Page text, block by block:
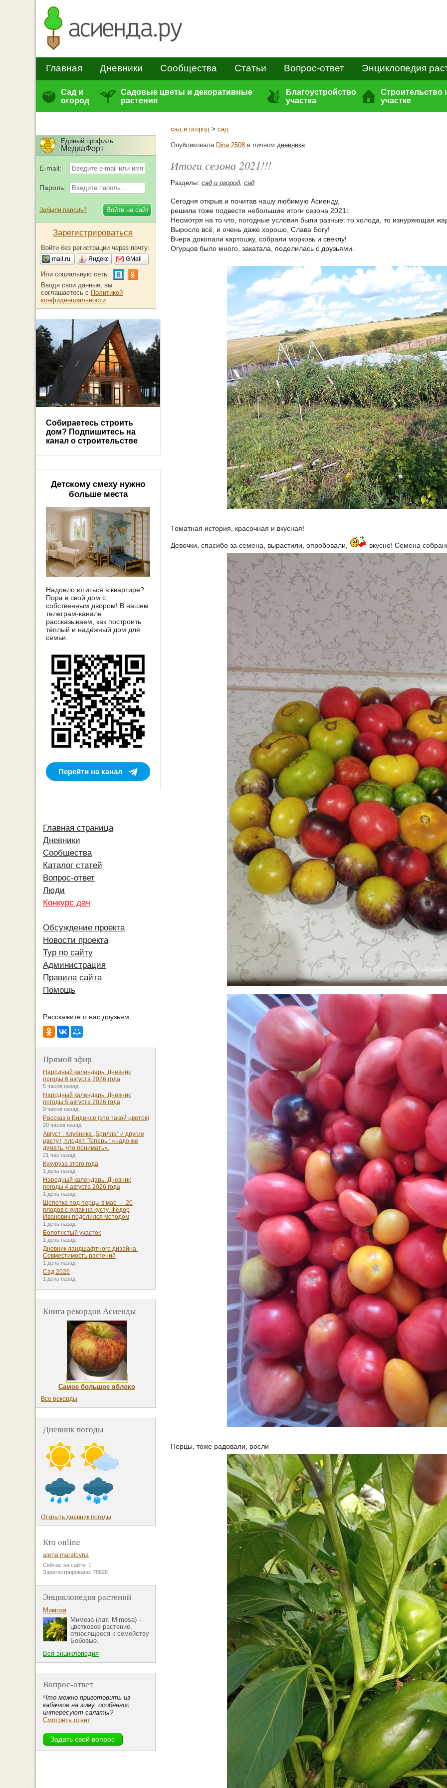
Главная Дневники Сообщества Статьи Вопрос-ответ Энциклопедия
Сад и
огород
Садовые цветы и декоративные
растения
Благоустройство
участка
Строительство
участке
сад и огород > сад
Опубликовала Dina 2508 в личном дневнике
Итоги сезона 2021!!!
Разделы: сад и огород, сад
Сегодня открыв и почитав нашу любимую Асиенду,
решила тоже подвести небольшие итоги сезона 2021г.
Несмотря на то что, погодные условия были разные: то холода, то изнуряющая
Выросло всё, и очень даже хорошо, Слава Богу!
Вчера докопали картошку, собрали морковь и свеклу!
Огурцов было много, закатала, поделилась с друзьями.
Томатная история, красочная и вкусная!
Девочки, спасибо за семена, вырастили, опробовали, вкусно! Семена
Перцы, тоже радовали, росли
Единый профиль
МедиаФорт
E-mail:
Пароль:
Забыли пароль?
Зарегистрироваться
Войти без регистрации через почту:
mail.ru Яндекс GMail
Или социальную сеть:
Вводя свои данные, вы
соглашаетесь с Политикой
конфиденциальности
Собираетесь строить
дом? Подпишитесь на
канал о строительстве
Детскому смеху нужно
больше места
Надоело ютиться в квартире?
Пора в свой дом с
собственным двором! В нашем
телеграм-канале
рассказываем, как построить
тёплый и надёжный дом для
семьи.
Перейти на канал
Главная страница
Дневники
Сообщества
Каталог статей
Вопрос-ответ
Люди
Конкурс дач
Обсуждение проекта
Новости проекта
Тур по сайту
Администрация
Правила сайта
Помощь
Расскажите о нас друзьям:
Прямой эфир
Народный календарь. Дневник
погоды 6 августа 2026 года
5 часов назад
Народный календарь. Дневник
погоды 5 августа 2026 года
9 часов назад
Рассказ о Биденсе (это такой цветок)
20 часов назад
Август : Клубника „Брилла“ и другие
цветут, плодят. Теперь : «надо же
думать, что понимать».
21 час назад
Кукуруза этого года
1 день назад
Народный календарь. Дневник
погоды 4 августа 2026 года
1 день назад
Щепотка под перцы в мае — 20
плодов с кулак на кусту. Фёдор
Иванович поделился методом
1 день назад
Болотистый участок
1 день назад
Дневник ландшафтного дизайна.
Совместимость растений
1 день назад
Сад 2026
1 день назад
Книга рекордов Асиенды
Самое большое яблоко
Все рекорды
Дневник погоды
Открыть дневник погоды
Кто online
alena maratovna
Сейчас на сайте: 1
Зарегистрировано: 78826
Энциклопедия растений
Мимоза
Мимоза (лат. Mimosa) –
цветковое растение,
относящееся к семейству
Бобовые.
Вся энциклопедия
Вопрос-ответ
Что можно приготовить из
кабачков на зиму, особеннос
интересуют салаты?
Смотреть ответ